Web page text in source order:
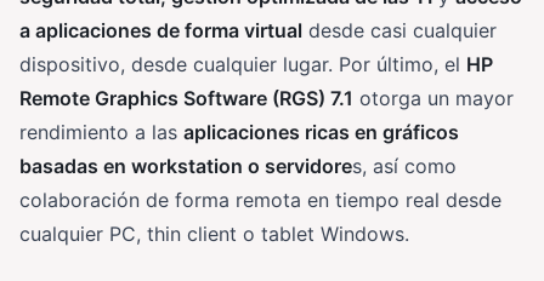
a aplicaciones de forma virtual desde casi cualquier
dispositivo, desde cualquier lugar. Por último, el HP
Remote Graphics Software (RGS) 7.1 otorga un mayor
rendimiento a las aplicaciones ricas en gráficos
basadas en workstation o servidores, así como
colaboración de forma remota en tiempo real desde
cualquier PC, thin client o tablet Windows.